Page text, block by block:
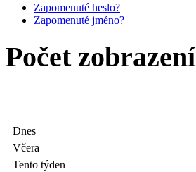
Zapomenuté heslo?
Zapomenuté jméno?
Počet zobrazení
Dnes
Včera
Tento týden